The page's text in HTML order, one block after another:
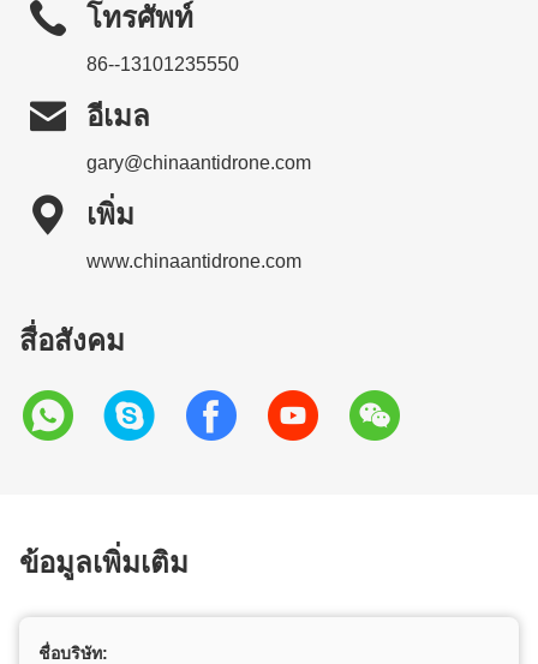
โทรศัพท์
86--13101235550
 อีเมล
gary@chinaantidrone.com
 เพิ่ม
www.chinaantidrone.com
สื่อสังคม
ข้อมูลเพิ่มเติม
ชื่อบริษัท: